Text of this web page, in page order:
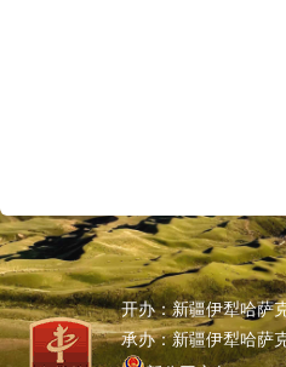
开办：新疆伊犁哈萨
承办：新疆伊犁哈萨